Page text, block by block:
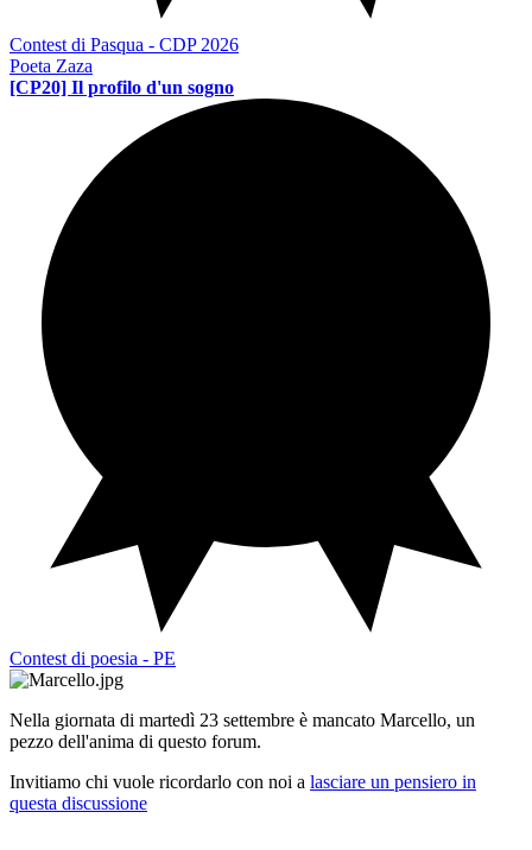
Contest di Pasqua - CDP 2026
Poeta Zaza
[CP20] Il profilo d'un sogno
Contest di poesia - PE
Nella giornata di martedì 23 settembre è mancato Marcello, un
pezzo dell'anima di questo forum.
Invitiamo chi vuole ricordarlo con noi a lasciare un pensiero in
questa discussione